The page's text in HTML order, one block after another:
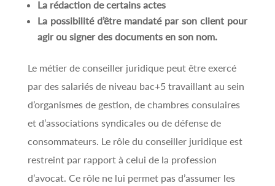
La rédaction de certains actes
La possibilité d’être mandaté par son client pour
agir ou signer des documents en son nom.
Le métier de conseiller juridique peut être exercé
par des salariés de niveau bac+5 travaillant au sein
d’organismes de gestion, de chambres consulaires
et d’associations syndicales ou de défense de
consommateurs. Le rôle du conseiller juridique est
restreint par rapport à celui de la profession
d’avocat. Ce rôle ne lui permet pas d’assumer les